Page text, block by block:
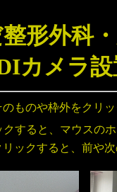
形外科
カメラ
ものや枠外をクリ
クすると、マウスの
リックすると、前や